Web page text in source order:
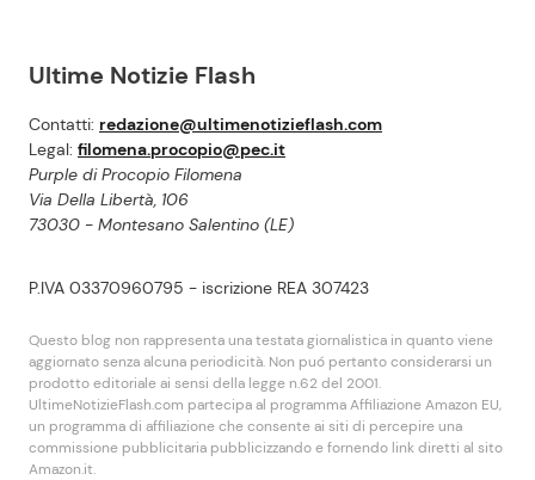
Ultime Notizie Flash
Contatti: redazione@ultimenotizieflash.com
Legal: filomena.procopio@pec.it
Purple di Procopio Filomena
Via Della Libertà, 106
73030 - Montesano Salentino (LE)
P.IVA 03370960795 - iscrizione REA 307423
Questo blog non rappresenta una testata giornalistica in quanto viene
aggiornato senza alcuna periodicità. Non puó pertanto considerarsi un
prodotto editoriale ai sensi della legge n.62 del 2001.
UltimeNotizieFlash.com partecipa al programma Affiliazione Amazon EU,
un programma di affiliazione che consente ai siti di percepire una
commissione pubblicitaria pubblicizzando e fornendo link diretti al sito
Amazon.it.